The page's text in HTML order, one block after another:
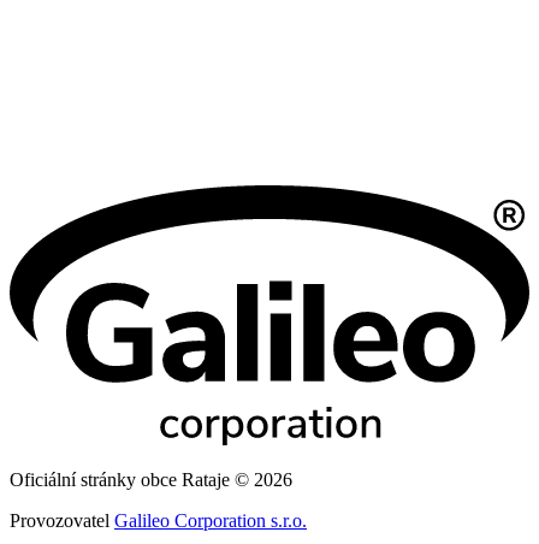
Oficiální stránky obce Rataje © 2026
Provozovatel Galileo Corporation s.r.o.